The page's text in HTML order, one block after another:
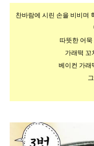
찬바람에 시린 손을 비비며
따뜻한 어묵
가래떡 꼬
베이컨 가래